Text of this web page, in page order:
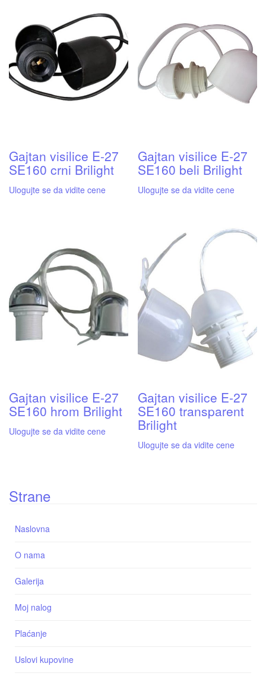
Gajtan visilice E-27
SE160 crni Brilight
Ulogujte se da vidite cene
Gajtan visilice E-27
SE160 beli Brilight
Ulogujte se da vidite cene
Gajtan visilice E-27
SE160 hrom Brilight
Ulogujte se da vidite cene
Gajtan visilice E-27
SE160 transparent
Brilight
Ulogujte se da vidite cene
Strane
Naslovna
O nama
Galerija
Moj nalog
Plaćanje
Uslovi kupovine